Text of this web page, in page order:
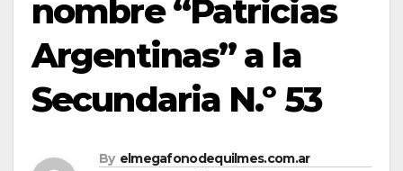
nombre “Patricias
Argentinas” a la
Secundaria N.º 53
By elmegafonodequilmes.com.ar